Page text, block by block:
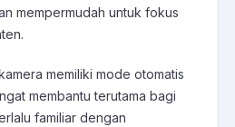
mempermudah untuk fokus
memiliki mode otomatis
membantu terutama bagi
familiar dengan